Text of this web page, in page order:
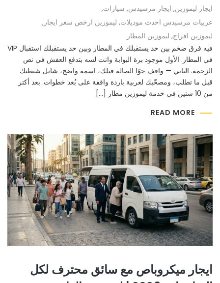
ايجار ليموزين, ايجار مرسيدس, سيارات,
عربيات مرسيدس احدث موديلات, ليموزين ارخص سعر ايجار ,
ليموزين افراح, ليموزين المطار
فيه فرق ضخم بين حد يستقبلك في المطار وبين حد يستقبلك استقبال VIP
في المطار. الأول موجود برة البوابة وانت لسه بتدفع العفش في نص
الزحمة. التاني — واقف جوّا الصالة قبلك، اسمه واضح، شايل شنطتك
قبل ما تطلب، ومصحّبك لعربية باردة واقفة على بُعد خطوات. بعد أكتر
من 10 سنين في خدمة ليموزين مطار […]
READ MORE
ايجار ميكروباص مع سائق محترف لكل